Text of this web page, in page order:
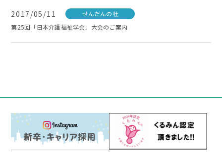
2017/05/11
せんだんの杜
第25回「日本介護福祉学会」大会のご案内